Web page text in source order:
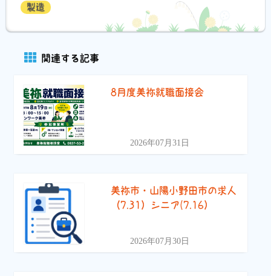
製造
関連する記事
8月度美祢就職面接会
2026年07月31日
美祢市・山陽小野田市の求人
（7.31）シニア(7.16）
2026年07月30日